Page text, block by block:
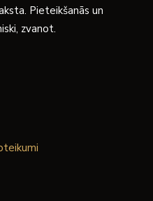
Pieteikšanās un
zvanot.